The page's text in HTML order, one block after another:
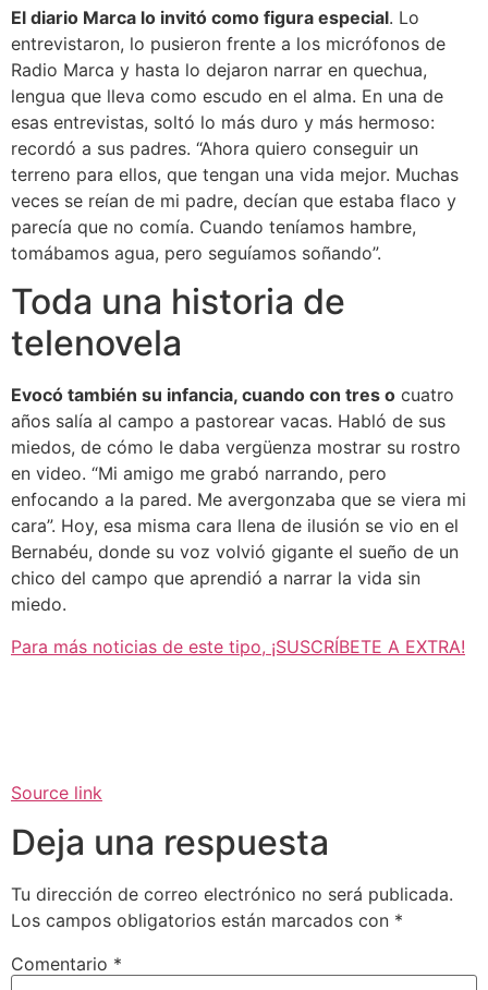
El diario Marca lo invitó como figura especial. Lo
entrevistaron, lo pusieron frente a los micrófonos de
Radio Marca y hasta lo dejaron narrar en quechua,
lengua que lleva como escudo en el alma. En una de
esas entrevistas, soltó lo más duro y más hermoso:
recordó a sus padres. “Ahora quiero conseguir un
terreno para ellos, que tengan una vida mejor. Muchas
veces se reían de mi padre, decían que estaba flaco y
parecía que no comía. Cuando teníamos hambre,
tomábamos agua, pero seguíamos soñando”.
Toda una historia de
telenovela
Evocó también su infancia, cuando con tres o cuatro
años salía al campo a pastorear vacas. Habló de sus
miedos, de cómo le daba vergüenza mostrar su rostro
en video. “Mi amigo me grabó narrando, pero
enfocando a la pared. Me avergonzaba que se viera mi
cara”. Hoy, esa misma cara llena de ilusión se vio en el
Bernabéu, donde su voz volvió gigante el sueño de un
chico del campo que aprendió a narrar la vida sin
miedo.
Para más noticias de este tipo, ¡SUSCRÍBETE A EXTRA!
Source link
Deja una respuesta
Tu dirección de correo electrónico no será publicada.
Los campos obligatorios están marcados con *
Comentario *